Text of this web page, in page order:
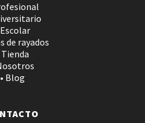
Escolar
de rayados
Tienda
• Blog